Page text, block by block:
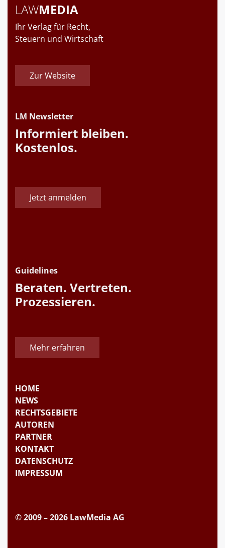
LAWMEDIA
Ihr Verlag für Recht,
Steuern und Wirtschaft
Zur Website
LM Newsletter
Informiert bleiben.
Kostenlos.
Jetzt anmelden
Guidelines
Beraten. Vertreten.
Prozessieren.
Mehr erfahren
HOME
NEWS
RECHTSGEBIETE
AUTOREN
PARTNER
KONTAKT
DATENSCHUTZ
IMPRESSUM
© 2009 – 2026 LawMedia AG